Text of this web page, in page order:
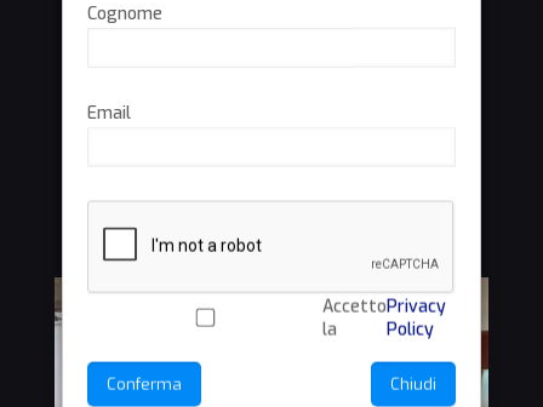
Cognome
Email
Accetto
la
Privacy
Policy
Conferma Chiudi